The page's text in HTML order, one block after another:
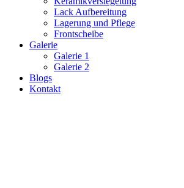
Lack Aufbereitung
Lagerung und Pflege
Frontscheibe
Galerie
Galerie 1
Galerie 2
Blogs
Kontakt